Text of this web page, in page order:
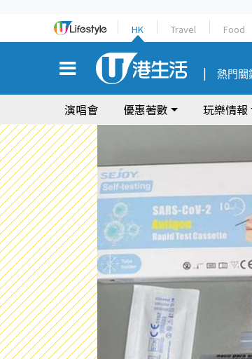
HK Travel Food
熱門關
演唱會 優惠著數 玩樂情報